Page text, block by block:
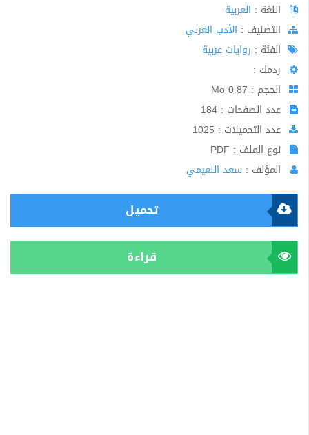
اللغة : العربية
اﻟﺘﺼﻨﻴﻒ : الأدب العربي
الفئة : روايات عربية
ردمك :
الحجم : 0.87 Mo
عدد الصفحات : 184
عدد التحميلات : 1025
نوع الملف : PDF
المؤلف : سعد النعيمي
تحميل
قراءة